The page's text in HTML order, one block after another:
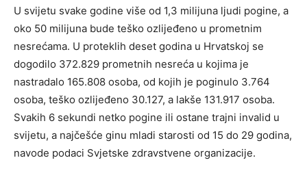
U svijetu svake godine više od 1,3 milijuna ljudi pogine, a
oko 50 milijuna bude teško ozlijeđeno u prometnim
nesrećama. U proteklih deset godina u Hrvatskoj se
dogodilo 372.829 prometnih nesreća u kojima je
nastradalo 165.808 osoba, od kojih je poginulo 3.764
osoba, teško ozlijeđeno 30.127, a lakše 131.917 osoba.
Svakih 6 sekundi netko pogine ili ostane trajni invalid u
svijetu, a najčešće ginu mladi starosti od 15 do 29 godina,
navode podaci Svjetske zdravstvene organizacije.